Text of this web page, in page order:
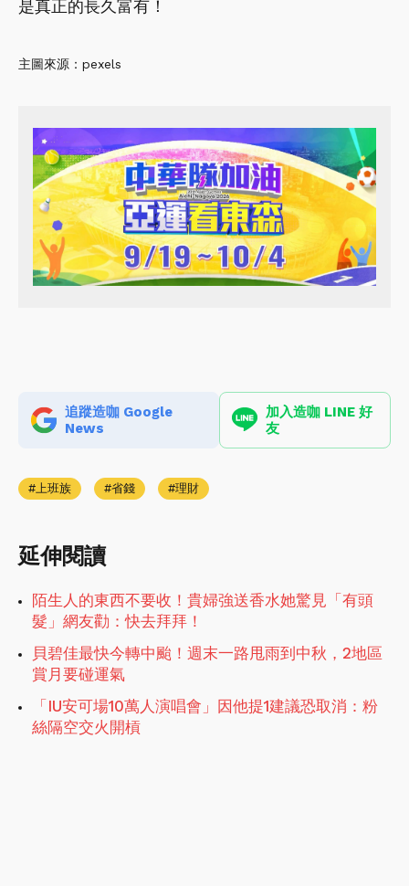
是真正的長久富有！
主圖來源：pexels
追蹤造咖 Google
News
加入造咖 LINE 好
友
上班族 省錢 理財
延伸閱讀
陌生人的東西不要收！貴婦強送香水她驚見「有頭
髮」網友勸：快去拜拜！
貝碧佳最快今轉中颱！週末一路甩雨到中秋，2地區
賞月要碰運氣
「IU安可場10萬人演唱會」因他提1建議恐取消：粉
絲隔空交火開槓